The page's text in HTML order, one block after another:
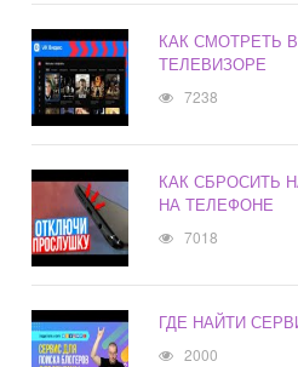
КАК СМОТРЕТЬ
ТЕЛЕВИЗОРЕ
7238
КАК СБРОСИТЬ
НА ТЕЛЕФОНЕ
7018
ГДЕ НАЙТИ
2000